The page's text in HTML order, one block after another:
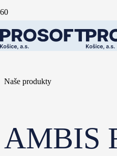
Naše produkty
AMBIS